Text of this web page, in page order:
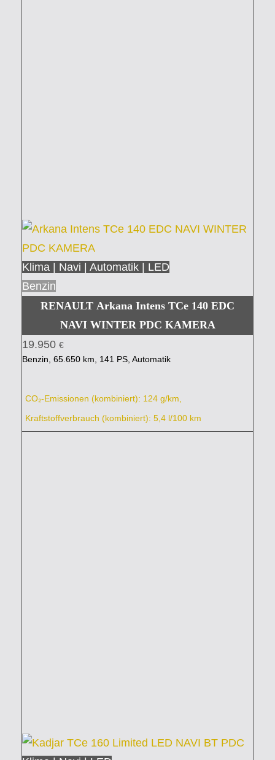
Klima | Navi | Automatik | LED
Benzin
RENAULT Arkana Intens TCe 140 EDC
NAVI WINTER PDC KAMERA
19.950 €
Benzin, 65.650 km, 141 PS, Automatik
CO₂-Emissionen (kombiniert): 124 g/km,
Kraftstoffverbrauch (kombiniert): 5,4 l/100 km